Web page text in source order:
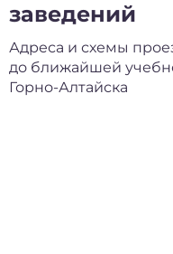
заведений
Адреса и схемы
до ближайшей
Горно-Алтайска